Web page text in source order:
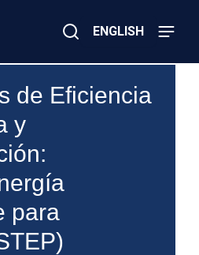
ENGLISH
de Eficiencia
y
para